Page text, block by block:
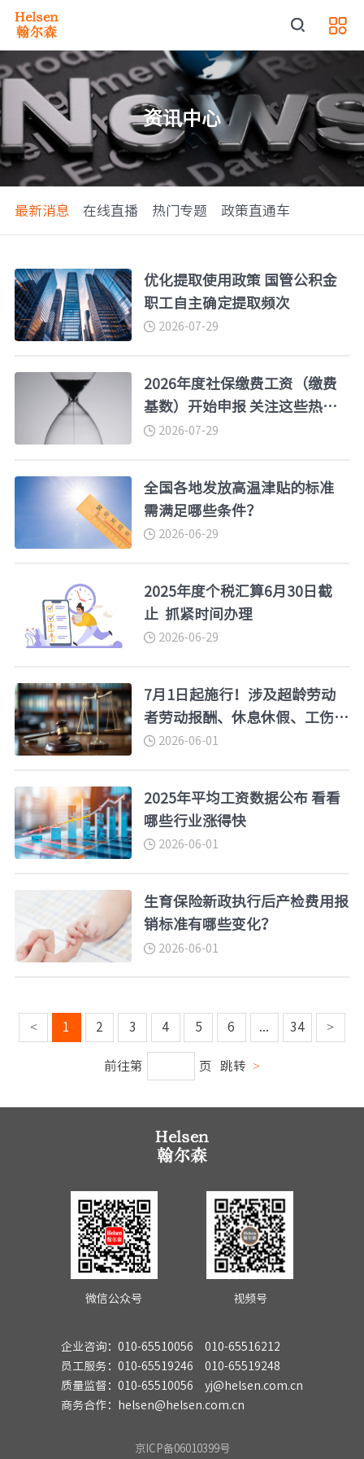
资讯中心
最新消息 在线直播 热门专题 政策直通车
优化提取使用政策 国管公积金
职工自主确定提取频次
2026-07-29
2026年度社保缴费工资（缴费
基数）开始申报 关注这些热点
问题2026-07-29
全国各地发放高温津贴的标准
需满足哪些条件？
2026-06-29
2025年度个税汇算6月30日截
止 抓紧时间办理
2026-06-29
7月1日起施行！涉及超龄劳动
者劳动报酬、休息休假、工伤保
障等权益
2026-06-01
2025年平均工资数据公布 看看
哪些行业涨得快
2026-06-01
生育保险新政执行后产检费用报
销标准有哪些变化？
2026-06-01
< 1 2 3 4 5 6 ... 34 >
前往第 页 跳转 >
微信公众号 视频号
企业咨询：010-65510056 010-65516212
员工服务：010-65519246 010-65519248
质量监督：010-65510056 yj@helsen.com.cn
商务合作：helsen@helsen.com.cn
京ICP备06010399号